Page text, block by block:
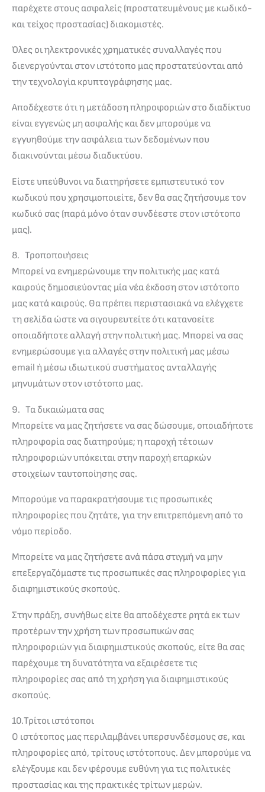
παρέχετε στους ασφαλείς (προστατευμένους με κωδικό-
και τείχος προστασίας) διακομιστές.
Όλες οι ηλεκτρονικές χρηματικές συναλλαγές που
διενεργούνται στον ιστότοπο μας προστατεύονται από
την τεχνολογία κρυπτογράφησης μας.
Αποδέχεστε ότι η μετάδοση πληροφοριών στο διαδίκτυο
είναι εγγενώς μη ασφαλής και δεν μπορούμε να
εγγυηθούμε την ασφάλεια των δεδομένων που
διακινούνται μέσω διαδικτύου.
Είστε υπεύθυνοι να διατηρήσετε εμπιστευτικό τον
κωδικού που χρησιμοποιείτε, δεν θα σας ζητήσουμε τον
κωδικό σας (παρά μόνο όταν συνδέεστε στον ιστότοπο
μας).
8. Τροποποιήσεις
Μπορεί να ενημερώνουμε την πολιτικής μας κατά
καιρούς δημοσιεύοντας μία νέα έκδοση στον ιστότοπο
μας κατά καιρούς. Θα πρέπει περιστασιακά να ελέγχετε
τη σελίδα ώστε να σιγουρευτείτε ότι κατανοείτε
οποιαδήποτε αλλαγή στην πολιτική μας. Μπορεί να σας
ενημερώσουμε για αλλαγές στην πολιτική μας μέσω
email ή μέσω ιδιωτικού συστήματος ανταλλαγής
μηνυμάτων στον ιστότοπο μας.
9. Τα δικαιώματα σας
Μπορείτε να μας ζητήσετε να σας δώσουμε, οποιαδήποτε
πληροφορία σας διατηρούμε; η παροχή τέτοιων
πληροφοριών υπόκειται στην παροχή επαρκών
στοιχείων ταυτοποίησης σας.
Μπορούμε να παρακρατήσουμε τις προσωπικές
πληροφορίες που ζητάτε, για την επιτρεπόμενη από το
νόμο περίοδο.
Μπορείτε να μας ζητήσετε ανά πάσα στιγμή να μην
επεξεργαζόμαστε τις προσωπικές σας πληροφορίες για
διαφημιστικούς σκοπούς.
Στην πράξη, συνήθως είτε θα αποδέχεστε ρητά εκ των
προτέρων την χρήση των προσωπικών σας
πληροφοριών για διαφημιστικούς σκοπούς, είτε θα σας
παρέχουμε τη δυνατότητα να εξαιρέσετε τις
πληροφορίες σας από τη χρήση για διαφημιστικούς
σκοπούς.
10.Τρίτοι ιστότοποι
Ο ιστότοπος μας περιλαμβάνει υπερσυνδέσμους σε, και
πληροφορίες από, τρίτους ιστότοπους. Δεν μπορούμε να
ελέγξουμε και δεν φέρουμε ευθύνη για τις πολιτικές
προστασίας και της πρακτικές τρίτων μερών.